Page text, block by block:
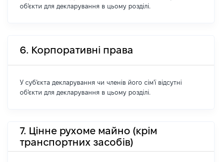
об'єкти для декларування в цьому розділі.
6. Корпоративні права
У суб'єкта декларування чи членів його сім'ї відсутні
об'єкти для декларування в цьому розділі.
7. Цінне рухоме майно (крім
транспортних засобів)